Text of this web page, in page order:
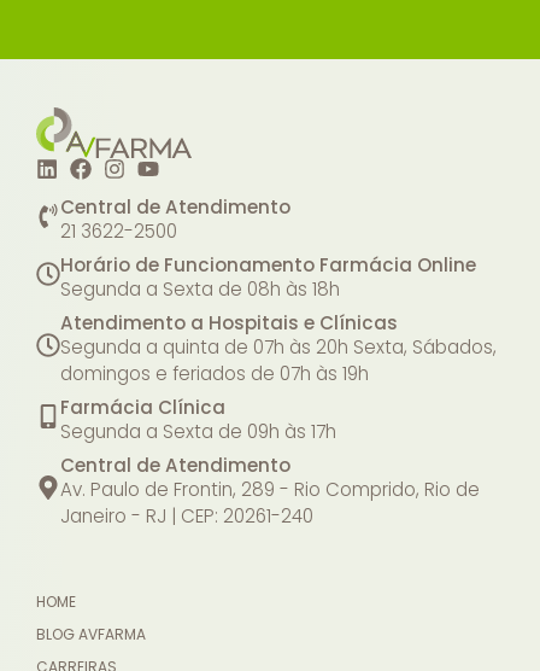
Central de Atendimento
21 3622-2500
Horário de Funcionamento Farmácia Online
Segunda a Sexta de 08h às 18h
Atendimento a Hospitais e Clínicas
Segunda a quinta de 07h às 20h Sexta, Sábados,
domingos e feriados de 07h às 19h
Farmácia Clínica
Segunda a Sexta de 09h às 17h
Central de Atendimento
Av. Paulo de Frontin, 289 - Rio Comprido, Rio de
Janeiro - RJ | CEP: 20261-240
HOME
BLOG AVFARMA